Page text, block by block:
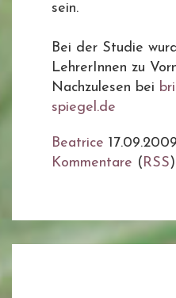
sein.
Bei der Studie
LehrerInnen zu
Nachzulesen bei
spiegel.de
Beatrice
Kommentare (RSS